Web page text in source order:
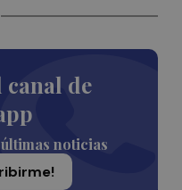
canal de
noticias